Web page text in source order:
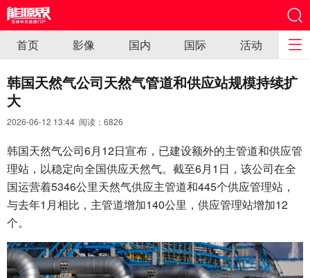
首页 影像 国内 国际 活动
韩国天然气公司天然气管道和供应站规模持续扩
大
2026-06-12 13:44 阅读： 6826
韩国天然气公司6月12日宣布，已建设额外的主管道和供应管
理站，以稳定向全国供应天然气。截至6月1日，该公司在全
国运营着5346公里天然气供应主管道和445个供应管理站，
与去年1月相比，主管道增加140公里，供应管理站增加12
个。